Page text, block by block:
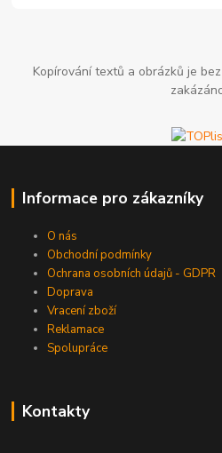
Kopírování textů a obrázků je
Informace pro zákazníky
O nás
Obchodní podmínky
Ochrana osobních údajů - GDPR
Doprava
Vracení zboží
Reklamace
Spolupráce
Kontakty